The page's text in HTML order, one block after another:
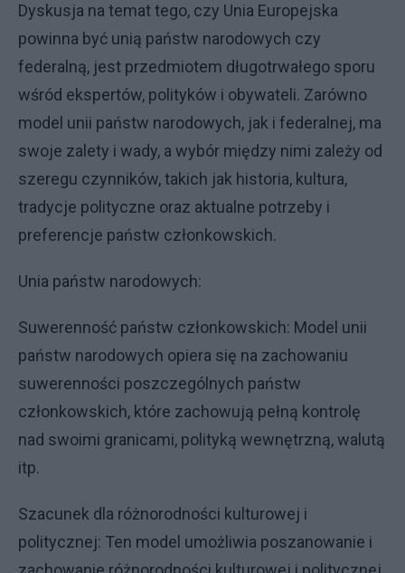
Dyskusja na temat tego, czy Unia Europejska
powinna być unią państw narodowych czy
federalną, jest przedmiotem długotrwałego sporu
wśród ekspertów, polityków i obywateli. Zarówno
model unii państw narodowych, jak i federalnej, ma
swoje zalety i wady, a wybór między nimi zależy od
szeregu czynników, takich jak historia, kultura,
tradycje polityczne oraz aktualne potrzeby i
preferencje państw członkowskich.
Unia państw narodowych:
Suwerenność państw członkowskich: Model unii
państw narodowych opiera się na zachowaniu
suwerenności poszczególnych państw
członkowskich, które zachowują pełną kontrolę
nad swoimi granicami, polityką wewnętrzną, walutą
itp.
Szacunek dla różnorodności kulturowej i
politycznej: Ten model umożliwia poszanowanie i